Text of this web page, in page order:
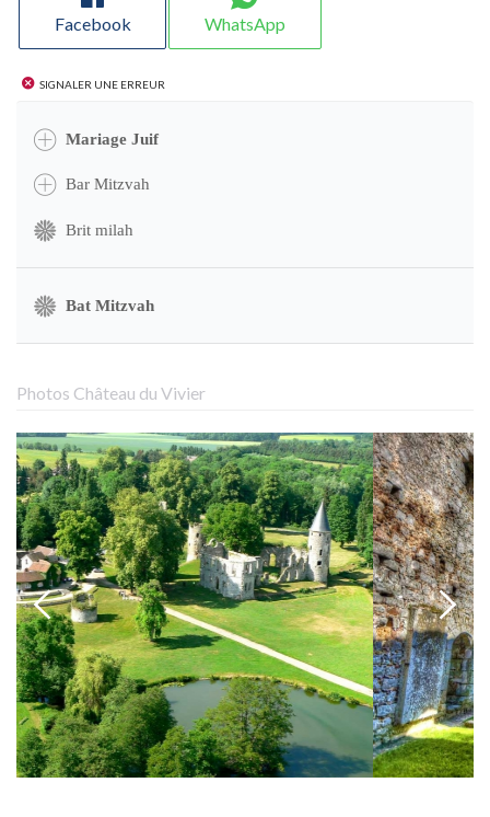
Facebook WhatsApp
Signaler une erreur
Mariage Juif
Bar Mitzvah
Brit milah
Bat Mitzvah
Photos Château du Vivier